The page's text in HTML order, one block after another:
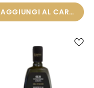
AGGIUNGI AL CARRELLO